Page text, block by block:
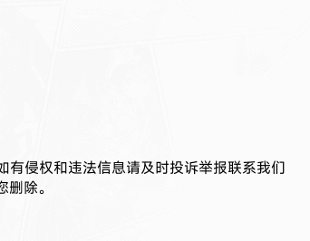
有侵权和违法信息请及时投诉举报联系我们
除。